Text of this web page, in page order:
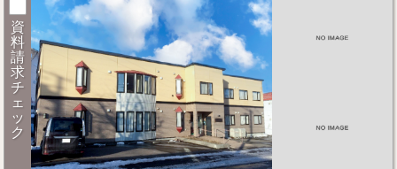
資
料
請
求
チ
ェ
ッ
ク